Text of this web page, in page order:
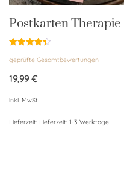
Postkarten Therapie
mit
von 5
geprüfte Gesamtbewertungen
19,99€
inkl. MwSt.
Lieferzeit: Lieferzeit: 1-3 Werktage